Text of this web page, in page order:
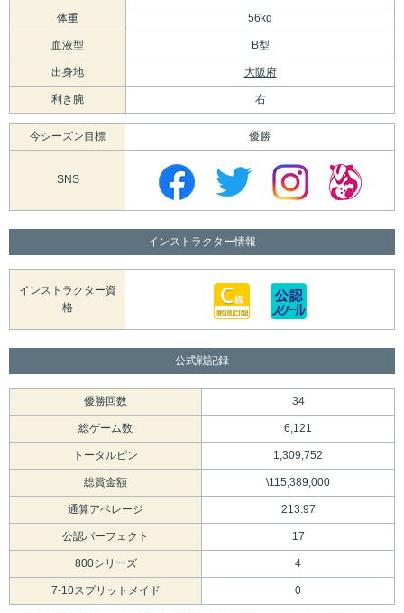
体重 56kg
血液型 B型
出身地 大阪府
利き腕 右
今シーズン目標 優勝
SNS
インストラクター情報
インストラクター資
格
公式戦記録
優勝回数 34
総ゲーム数 6,121
トータルピン 1,309,752
総賞金額 \115,389,000
通算アベレージ 213.97
公認パーフェクト 17
800シリーズ 4
7-10スプリットメイド 0